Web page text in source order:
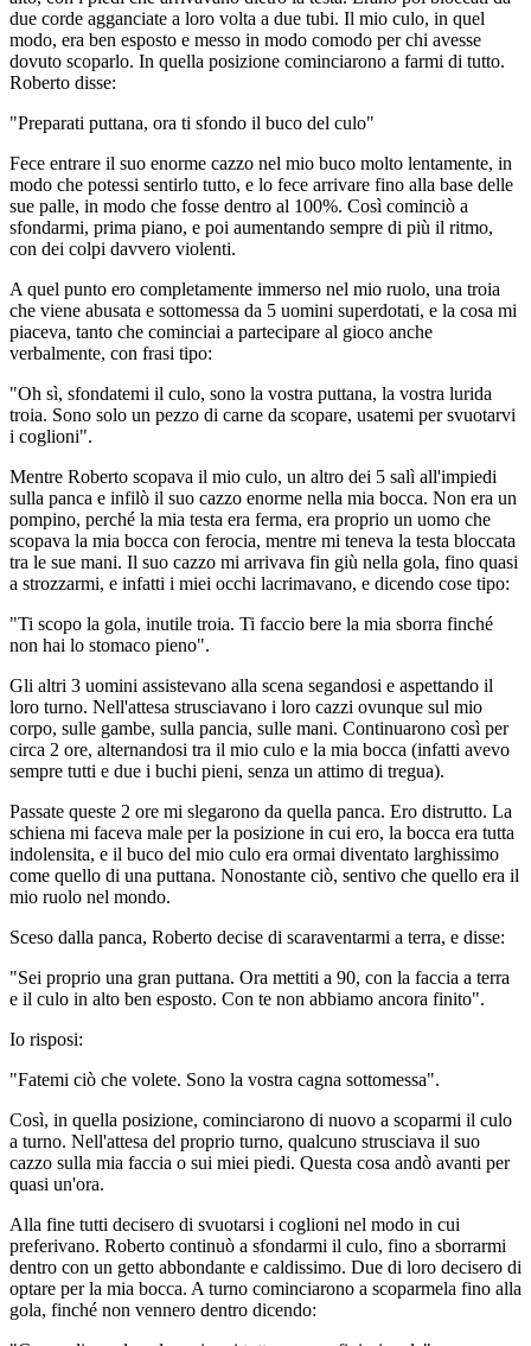
due corde agganciate a loro volta a due tubi. Il mio culo, in quel
modo, era ben esposto e messo in modo comodo per chi avesse
dovuto scoparlo. In quella posizione cominciarono a farmi di tutto.
Roberto disse:
"Preparati puttana, ora ti sfondo il buco del culo"
Fece entrare il suo enorme cazzo nel mio buco molto lentamente, in
modo che potessi sentirlo tutto, e lo fece arrivare fino alla base delle
sue palle, in modo che fosse dentro al 100%. Così cominciò a
sfondarmi, prima piano, e poi aumentando sempre di più il ritmo,
con dei colpi davvero violenti.
A quel punto ero completamente immerso nel mio ruolo, una troia
che viene abusata e sottomessa da 5 uomini superdotati, e la cosa mi
piaceva, tanto che cominciai a partecipare al gioco anche
verbalmente, con frasi tipo:
"Oh sì, sfondatemi il culo, sono la vostra puttana, la vostra lurida
troia. Sono solo un pezzo di carne da scopare, usatemi per svuotarvi
i coglioni".
Mentre Roberto scopava il mio culo, un altro dei 5 salì all'impiedi
sulla panca e infilò il suo cazzo enorme nella mia bocca. Non era un
pompino, perché la mia testa era ferma, era proprio un uomo che
scopava la mia bocca con ferocia, mentre mi teneva la testa bloccata
tra le sue mani. Il suo cazzo mi arrivava fin giù nella gola, fino quasi
a strozzarmi, e infatti i miei occhi lacrimavano, e dicendo cose tipo:
"Ti scopo la gola, inutile troia. Ti faccio bere la mia sborra finché
non hai lo stomaco pieno".
Gli altri 3 uomini assistevano alla scena segandosi e aspettando il
loro turno. Nell'attesa strusciavano i loro cazzi ovunque sul mio
corpo, sulle gambe, sulla pancia, sulle mani. Continuarono così per
circa 2 ore, alternandosi tra il mio culo e la mia bocca (infatti avevo
sempre tutti e due i buchi pieni, senza un attimo di tregua).
Passate queste 2 ore mi slegarono da quella panca. Ero distrutto. La
schiena mi faceva male per la posizione in cui ero, la bocca era tutta
indolensita, e il buco del mio culo era ormai diventato larghissimo
come quello di una puttana. Nonostante ciò, sentivo che quello era il
mio ruolo nel mondo.
Sceso dalla panca, Roberto decise di scaraventarmi a terra, e disse:
"Sei proprio una gran puttana. Ora mettiti a 90, con la faccia a terra
e il culo in alto ben esposto. Con te non abbiamo ancora finito".
Io risposi:
"Fatemi ciò che volete. Sono la vostra cagna sottomessa".
Così, in quella posizione, cominciarono di nuovo a scoparmi il culo
a turno. Nell'attesa del proprio turno, qualcuno strusciava il suo
cazzo sulla mia faccia o sui miei piedi. Questa cosa andò avanti per
quasi un'ora.
Alla fine tutti decisero di svuotarsi i coglioni nel modo in cui
preferivano. Roberto continuò a sfondarmi il culo, fino a sborrarmi
dentro con un getto abbondante e caldissimo. Due di loro decisero di
optare per la mia bocca. A turno cominciarono a scoparmela fino alla
gola, finché non vennero dentro dicendo: